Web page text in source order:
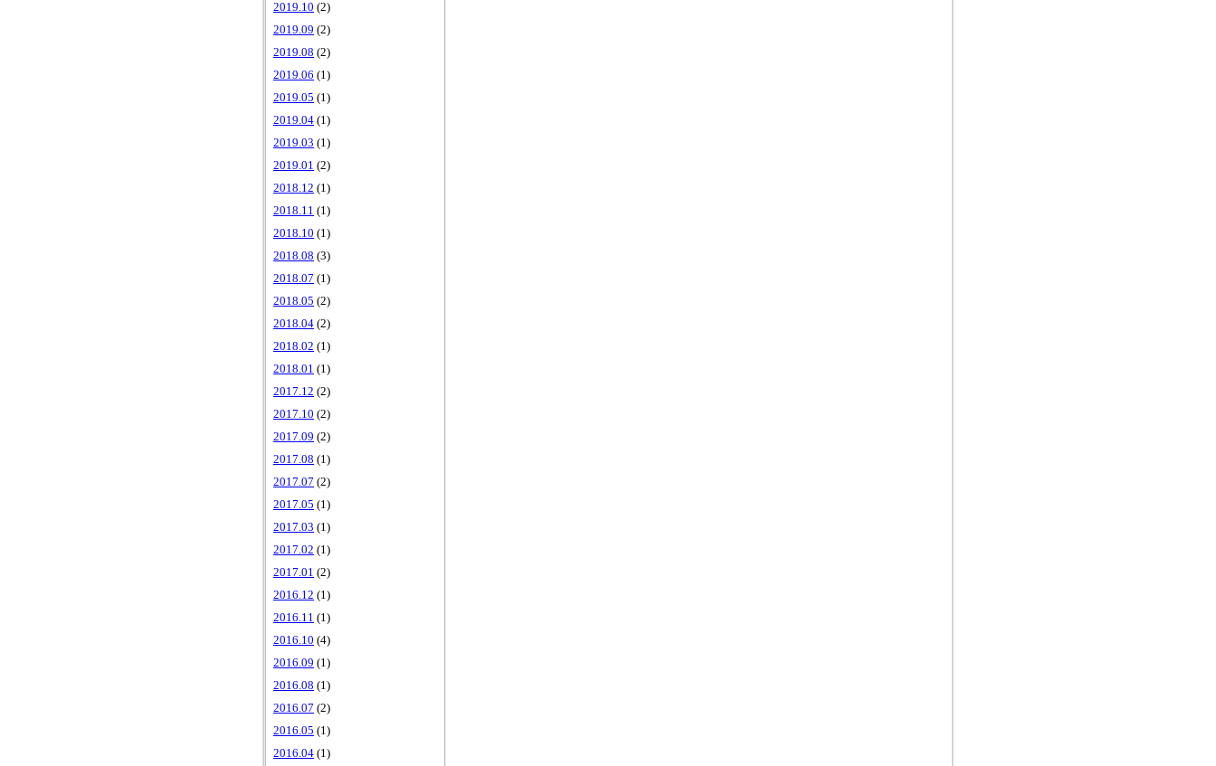
2019.10 (2)
2019.09 (2)
2019.08 (2)
2019.06 (1)
2019.05 (1)
2019.04 (1)
2019.03 (1)
2019.01 (2)
2018.12 (1)
2018.11 (1)
2018.10 (1)
2018.08 (3)
2018.07 (1)
2018.05 (2)
2018.04 (2)
2018.02 (1)
2018.01 (1)
2017.12 (2)
2017.10 (2)
2017.09 (2)
2017.08 (1)
2017.07 (2)
2017.05 (1)
2017.03 (1)
2017.02 (1)
2017.01 (2)
2016.12 (1)
2016.11 (1)
2016.10 (4)
2016.09 (1)
2016.08 (1)
2016.07 (2)
2016.05 (1)
2016.04 (1)